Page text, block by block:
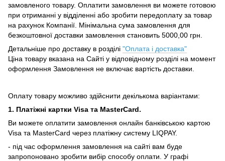
замовленого товару. Оплатити замовлення ви можете готовою
при отриманні у відділенні або зробити передоплату за товар
на рахунок Компанії. Мінімальна сума замовлення для
безкоштовної доставки замовлення становить 5000,00 грн.
Детальніше про доставку в розділі "Оплата і доставка"
Ціна товару вказана на Сайті у відповідному розділі на момент
оформлення Замовлення не включає вартість доставки.
Оплату товару можливо здійснити декількома варіантами:
1. Платіжні картки Visa та MasterCard.
Ви можете оплатити замовлення онлайн банківською картою
Visa та MasterCard через платіжну систему LIQPAY.
- під час оформлення замовлення на сайті вам буде
запропоновано зробити вибір способу оплати. У графі